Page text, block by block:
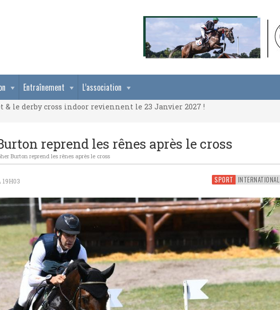
Entraînement
L’association
& le derby cross indoor reviennent le 23 Janvier 2027 !
& le derby cross indoor reviennent le 23 Janvier 2027 !
reprend les rênes après le cross
Burton reprend les rênes après le cross
SPORT INTERNATIONAL
19H03